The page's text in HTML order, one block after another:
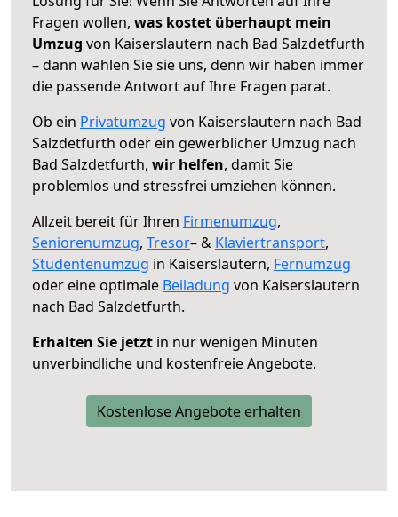
Fragen wollen, was kostet überhaupt mein
Umzug von Kaiserslautern nach Bad Salzdetfurth
– dann wählen Sie sie uns, denn wir haben immer
die passende Antwort auf Ihre Fragen parat.
Ob ein Privatumzug von Kaiserslautern nach Bad
Salzdetfurth oder ein gewerblicher Umzug nach
Bad Salzdetfurth, wir helfen, damit Sie
problemlos und stressfrei umziehen können.
Allzeit bereit für Ihren Firmenumzug,
Seniorenumzug, Tresor– & Klaviertransport,
Studentenumzug in Kaiserslautern, Fernumzug
oder eine optimale Beiladung von Kaiserslautern
nach Bad Salzdetfurth.
Erhalten Sie jetzt in nur wenigen Minuten
unverbindliche und kostenfreie Angebote.
Kostenlose Angebote erhalten